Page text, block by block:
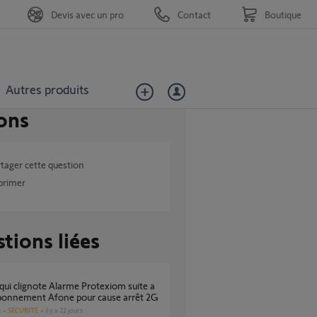
Autres produits
Devis avec un pro Contact Boutique
cette question
liées
Afone pour cause arrêt 2G
SÉCURITÉ il y a 22 jours